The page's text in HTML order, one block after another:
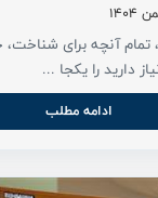
تمام آنچه برای
دارید را یکجا ...
ادامه مطلب